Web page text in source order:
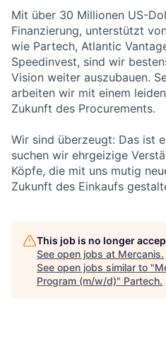
Mit über 30 Millionen US-
Finanzierung, unterstützt
wie Partech, Atlantic
Speedinvest, sind wir
Vision weiter auszubauen.
arbeiten wir mit einem
Zukunft des Procurements.
Wir sind überzeugt: Das ist
suchen wir ehrgeizige
Köpfe, die mit uns mutig
Zukunft des Einkaufs
This job is no longer
See open jobs at Mercanis.
See open jobs similar to "
Program (m/w/d)" Partech.